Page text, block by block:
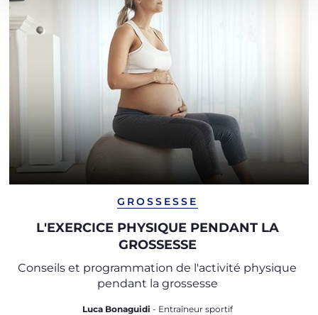
GROSSESSE
L'EXERCICE PHYSIQUE PENDANT LA
GROSSESSE
Conseils et programmation de l'activité physique
pendant la grossesse
Luca Bonaguidi - Entraîneur sportif